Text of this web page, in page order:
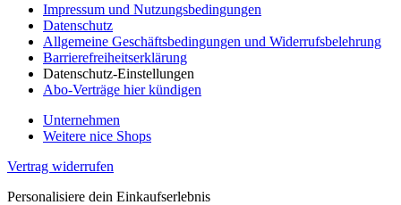
Impressum und Nutzungsbedingungen
Datenschutz
Allgemeine Geschäftsbedingungen und Widerrufsbelehrung
Barrierefreiheitserklärung
Datenschutz-Einstellungen
Abo-Verträge hier kündigen
Unternehmen
Weitere nice Shops
Vertrag widerrufen
Personalisiere dein Einkaufserlebnis